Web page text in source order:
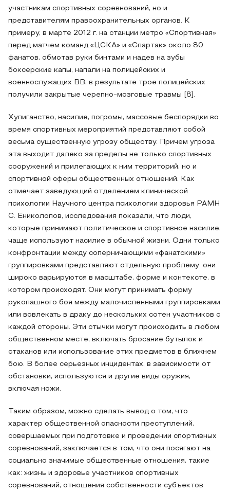
участникам спортивных соревнований, но и
представителям правоохранительных органов. К
примеру, в марте 2012 г. на станции метро «Спортивная»
перед матчем команд «ЦСКА» и «Спартак» около 80
фанатов, обмотав руки бинтами и надев на зубы
боксерские капы, напали на полицейских и
военнослужащих ВВ, в результате трое полицейских
получили закрытые черепно-мозговые травмы [8].
Хулиганство, насилие, погромы, массовые беспорядки во
время спортивных мероприятий представляют собой
весьма существенную угрозу обществу. Причем угроза
эта выходит далеко за пределы не только спортивных
сооружений и прилегающих к ним территорий, но и
спортивной сферы общественных отношений. Как
отмечает заведующий отделением клинической
психологии Научного центра психологии здоровья РАМН
С. Ениколопов, исследования показали, что люди,
которые принимают политическое и спортивное насилие,
чаще используют насилие в обычной жизни. Одни только
конфронтации между соперничающими «фанатскими»
группировками представляют отдельную проблему: они
широко варьируются в масштабе, форме и контексте, в
котором происходят. Они могут принимать форму
рукопашного боя между малочисленными группировками
или вовлекать в драку до нескольких сотен участников с
каждой стороны. Эти стычки могут происходить в любом
общественном месте, включать бросание бутылок и
стаканов или использование этих предметов в ближнем
бою. В более серьезных инцидентах, в зависимости от
обстановки, используются и другие виды оружия,
включая ножи.
Таким образом, можно сделать вывод о том, что
характер общественной опасности преступлений,
совершаемых при подготовке и проведении спортивных
соревнований, заключается в том, что они посягают на
социально значимые общественные отношения, такие
как: жизнь и здоровье участников спортивных
соревнований; отношения собственности субъектов